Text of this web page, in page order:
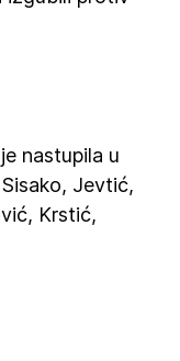
nastupila u
Jevtić,
Krstić,